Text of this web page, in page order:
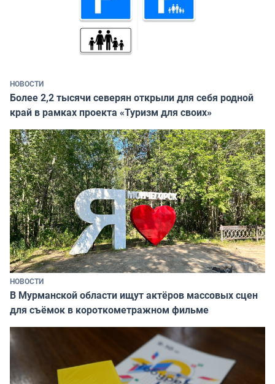
НОВОСТИ
Более 2,2 тысячи северян открыли для себя родной
край в рамках проекта «Туризм для своих»
НОВОСТИ
В Мурманской области ищут актёров массовых сцен
для съёмок в короткометражном фильме